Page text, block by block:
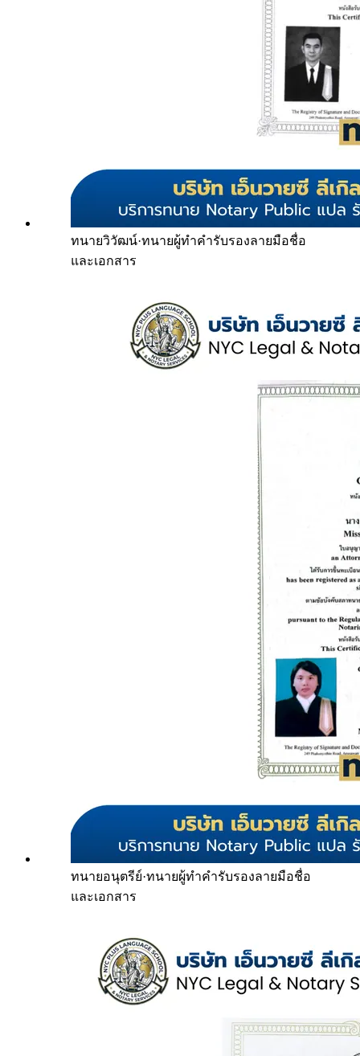
ทนายวิวัฒน์·ทนายผู้ทำคำรับรองลายมือชื่อ
และเอกสาร
ทนายอนุตรีย์·ทนายผู้ทำคำรับรองลายมือชื่อ
และเอกสาร